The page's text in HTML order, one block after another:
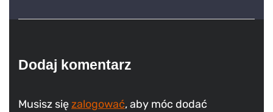
Dodaj komentarz
Musisz sięzalogować, aby móc dodać